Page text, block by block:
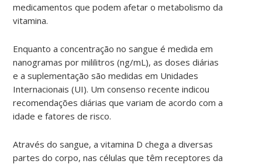
medicamentos que podem afetar o metabolismo da
vitamina.
Enquanto a concentração no sangue é medida em
nanogramas por mililitros (ng/mL), as doses diárias
e a suplementação são medidas em Unidades
Internacionais (UI). Um consenso recente indicou
recomendações diárias que variam de acordo com a
idade e fatores de risco.
Através do sangue, a vitamina D chega a diversas
partes do corpo, nas células que têm receptores da